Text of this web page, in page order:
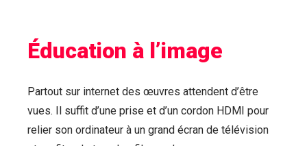
Éducation à l’image
Partout sur internet des œuvres attendent d’être
vues. Il suffit d’une prise et d’un cordon HDMI pour
relier son ordinateur à un grand écran de télévision